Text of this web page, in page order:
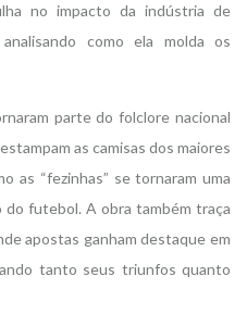
no impacto da indústria de
como ela molda os
parte do folclore nacional
as camisas dos maiores
as “fezinhas” se tornaram uma
do futebol. A obra também traça
apostas ganham destaque em
tanto seus triunfos quanto